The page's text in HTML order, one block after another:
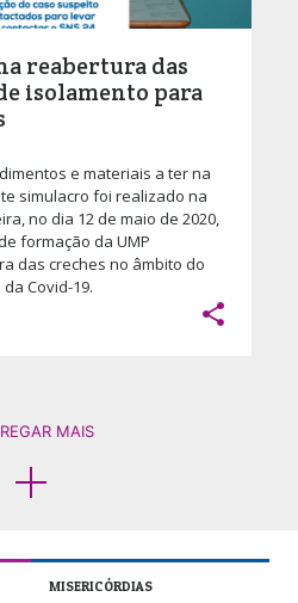
reabertura das
isolamento para
e materiais a ter na
simulacro foi realizado na
no dia 12 de maio de 2020,
formação da UMP
das creches no âmbito do
Covid-19.

MAIS
MISERICÓRDIAS